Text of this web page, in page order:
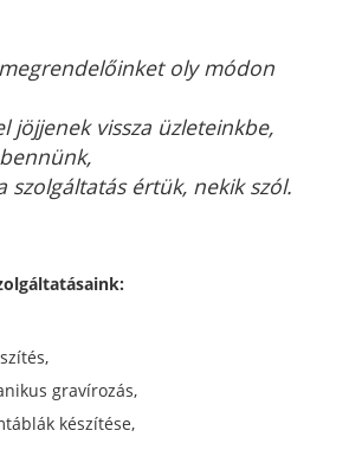
oly módon
jöjjenek vissza üzleteinkbe,
szolgáltatás értük, nekik szól.
gravírozás,
készítése,